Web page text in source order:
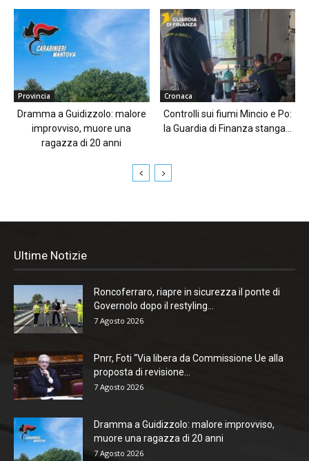
Provincia
Dramma a Guidizzolo: malore
improvviso, muore una
ragazza di 20 anni
Cronaca
Controlli sui fiumi Mincio e Po:
la Guardia di Finanza stanga...
Ultime Notizie
Roncoferraro, riapre in sicurezza il ponte di
Governolo dopo il restyling...
7 Agosto 2026
Pnrr, Foti “Via libera da Commissione Ue alla
proposta di revisione...
7 Agosto 2026
Dramma a Guidizzolo: malore improvviso,
muore una ragazza di 20 anni
7 Agosto 2026